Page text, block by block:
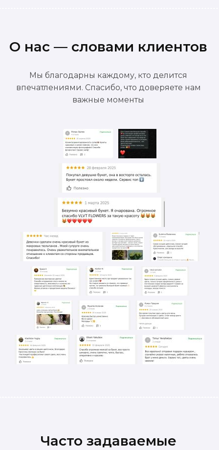
О нас — словами клиентов
Мы благодарны каждому, кто делится
впечатлениями. Спасибо, что доверяете нам
важные моменты
Часто задаваемые